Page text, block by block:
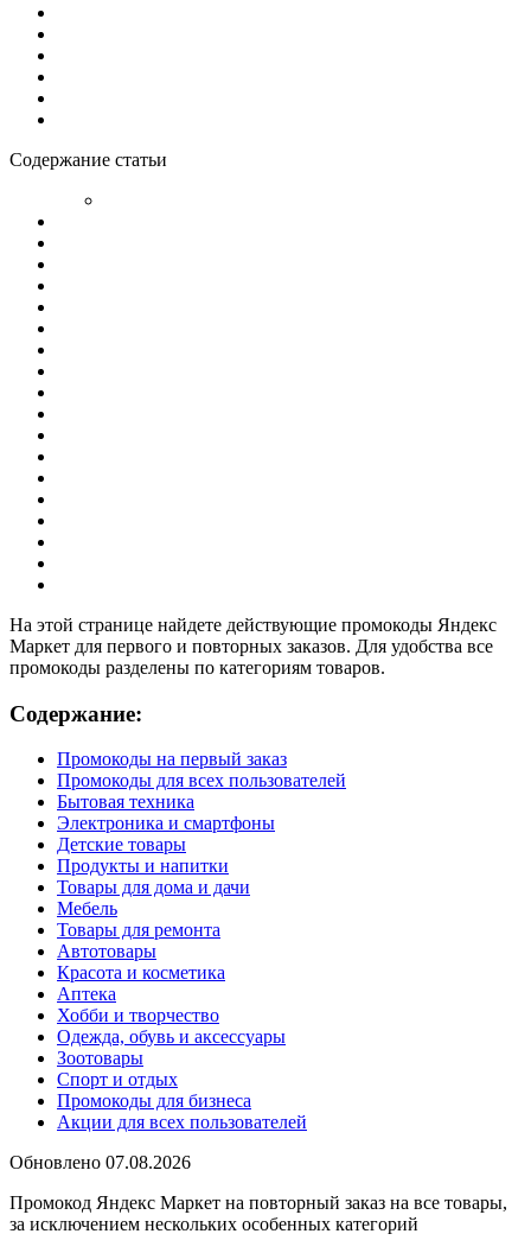
Содержание статьи
На этой странице найдете действующие промокоды Яндекс
Маркет для первого и повторных заказов. Для удобства все
промокоды разделены по категориям товаров.
Содержание:
Промокоды на первый заказ
Промокоды для всех пользователей
Бытовая техника
Электроника и смартфоны
Детские товары
Продукты и напитки
Товары для дома и дачи
Мебель
Товары для ремонта
Автотовары
Красота и косметика
Аптека
Хобби и творчество
Одежда, обувь и аксессуары
Зоотовары
Спорт и отдых
Промокоды для бизнеса
Акции для всех пользователей
Обновлено 07.08.2026
Промокод Яндекс Маркет на повторный заказ на все товары,
за исключением нескольких особенных категорий